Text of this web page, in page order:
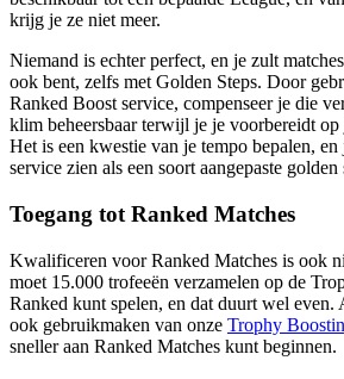
krijg je ze niet meer.
Niemand is echter perfect, en je zult
ook bent, zelfs met Golden Steps. Door
Ranked Boost service, compenseer je die
klim beheersbaar terwijl je je voorbereidt
Het is een kwestie van je tempo bepalen,
service zien als een soort aangepaste golden
Toegang tot Ranked Matches
Kwalificeren voor Ranked Matches is ook
moet 15.000 trofeeën verzamelen op de
Ranked kunt spelen, en dat duurt wel even.
ook gebruikmaken van onze Trophy
sneller aan Ranked Matches kunt beginnen.